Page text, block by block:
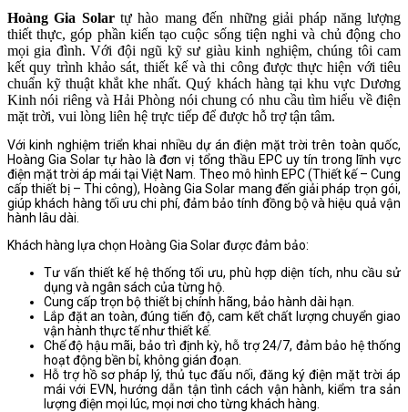
Hoàng Gia Solartự hào mang đến những giải pháp năng lượng
thiết thực, góp phần kiến tạo cuộc sống tiện nghi và chủ động cho
mọi gia đình. Với đội ngũ kỹ sư giàu kinh nghiệm, chúng tôi cam
kết quy trình khảo sát, thiết kế và thi công được thực hiện với tiêu
chuẩn kỹ thuật khắt khe nhất. Quý khách hàng tại khu vực Dương
Kinh nói riêng và Hải Phòng nói chung có nhu cầu tìm hiểu về điện
mặt trời, vui lòng liên hệ trực tiếp để được hỗ trợ tận tâm.
Với kinh nghiệm triển khai nhiều dự án điện mặt trời trên toàn quốc,
Hoàng Gia Solar tự hào là đơn vị tổng thầu EPC uy tín trong lĩnh vực
điện mặt trời áp mái tại Việt Nam. Theo mô hình EPC (Thiết kế – Cung
cấp thiết bị – Thi công), Hoàng Gia Solar mang đến giải pháp trọn gói,
giúp khách hàng tối ưu chi phí, đảm bảo tính đồng bộ và hiệu quả vận
hành lâu dài.
Khách hàng lựa chọn Hoàng Gia Solar được đảm bảo:
Tư vấn thiết kế hệ thống tối ưu, phù hợp diện tích, nhu cầu sử
dụng và ngân sách của từng hộ.
Cung cấp trọn bộ thiết bị chính hãng, bảo hành dài hạn.
Lắp đặt an toàn, đúng tiến độ, cam kết chất lượng chuyển giao
vận hành thực tế như thiết kế.
Chế độ hậu mãi, bảo trì định kỳ, hỗ trợ 24/7, đảm bảo hệ thống
hoạt động bền bỉ, không gián đoạn.
Hỗ trợ hồ sơ pháp lý, thủ tục đấu nối, đăng ký điện mặt trời áp
mái với EVN, hướng dẫn tận tình cách vận hành, kiểm tra sản
lượng điện mọi lúc, mọi nơi cho từng khách hàng.